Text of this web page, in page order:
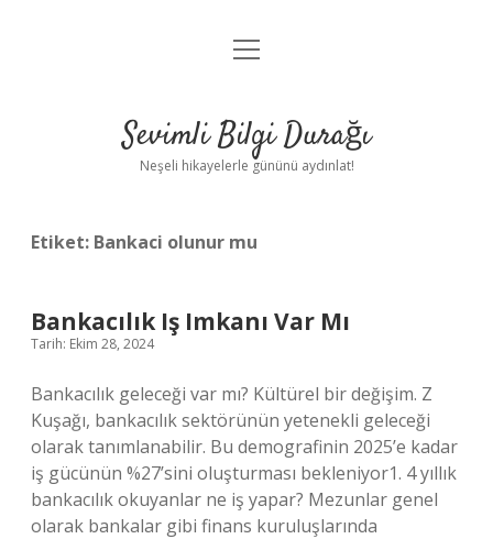
Anasayfa
Yasal Uyarı
menüyü
Sevimli Bilgi Durağı
Neşeli hikayelerle gününü aydınlat!
Etiket: Bankaci olunur mu
Bankacılık Iş Imkanı Var Mı
Tarih: Ekim 28, 2024
Bankacılık geleceği var mı? Kültürel bir değişim. Z
Kuşağı, bankacılık sektörünün yetenekli geleceği
olarak tanımlanabilir. Bu demografinin 2025’e kadar
iş gücünün %27’sini oluşturması bekleniyor1. 4 yıllık
bankacılık okuyanlar ne iş yapar? Mezunlar genel
olarak bankalar gibi finans kuruluşlarında